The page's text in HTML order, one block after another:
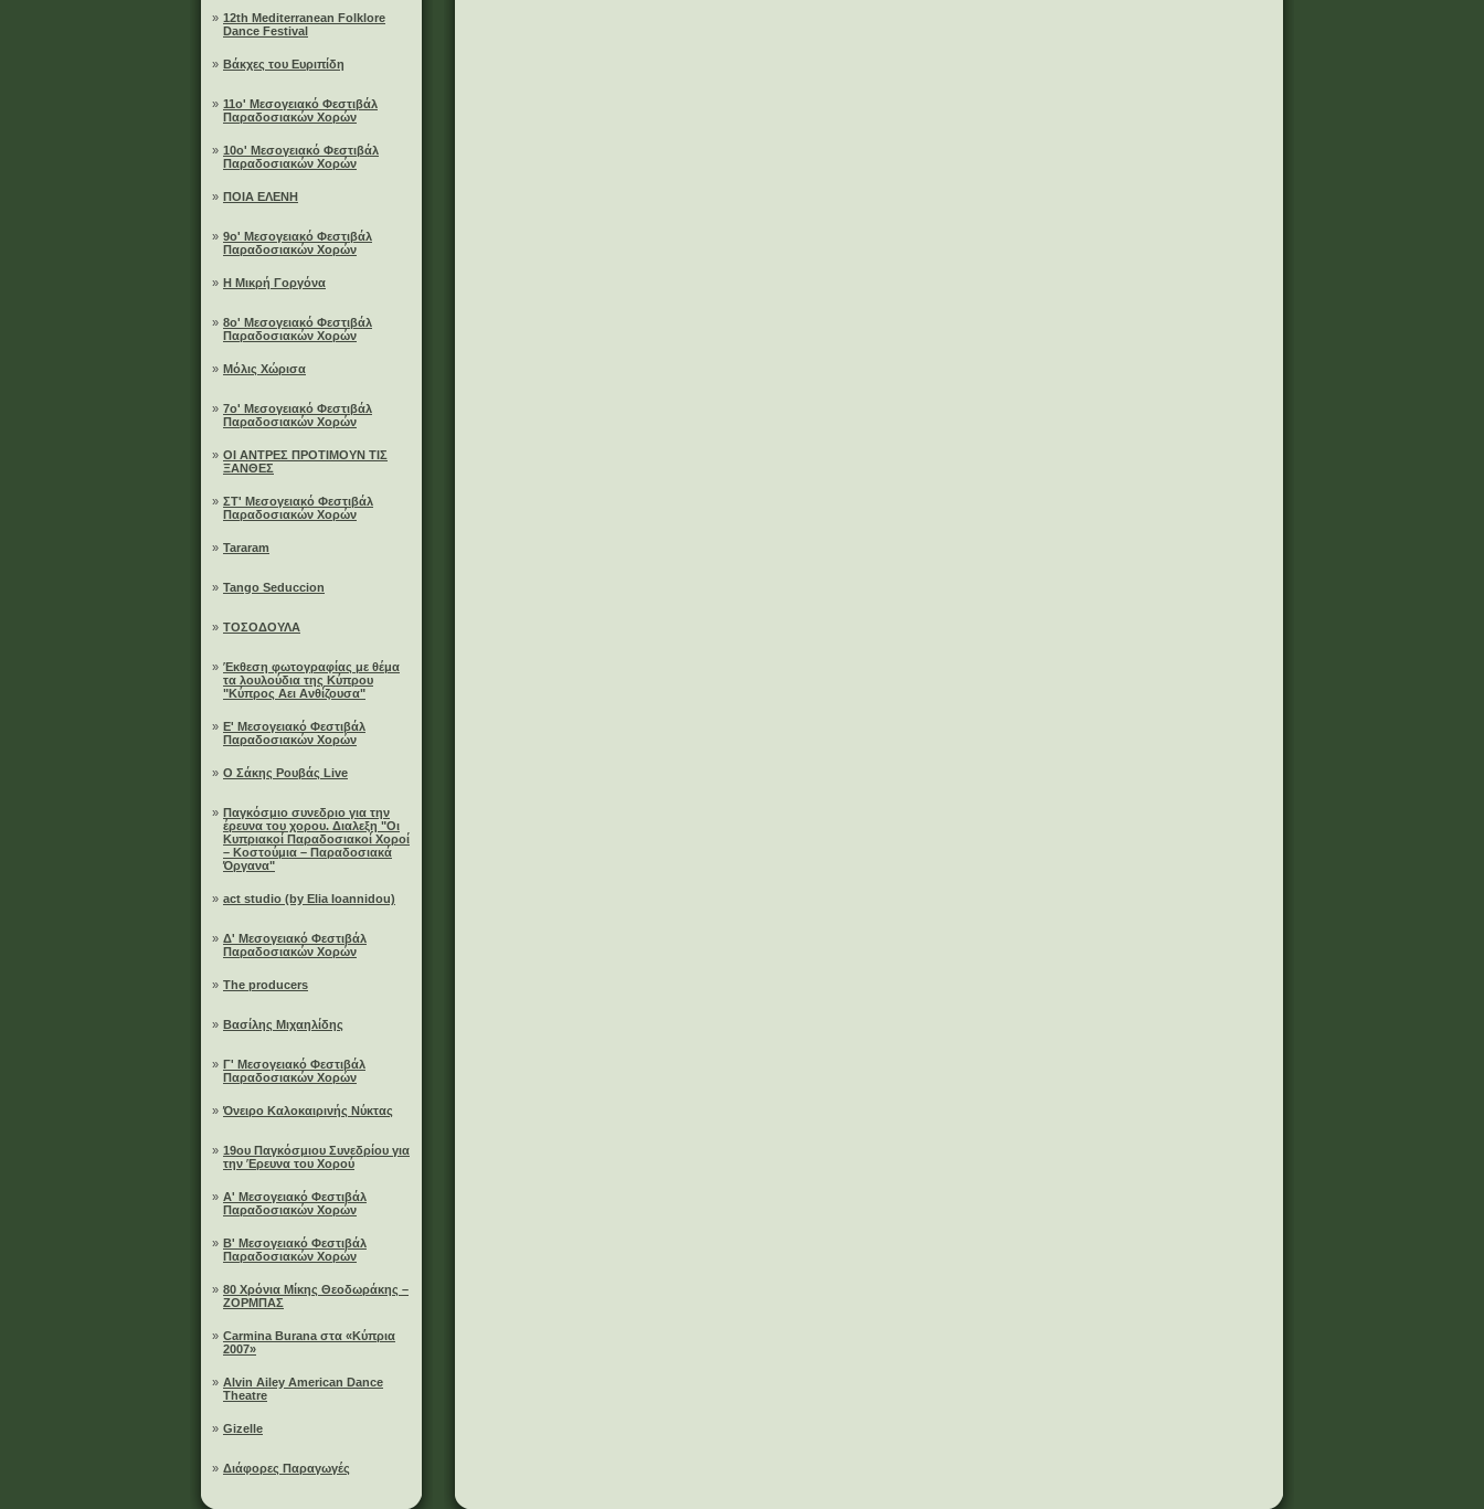
» 12th Mediterranean Folklore
Dance Festival
» Βάκχες του Ευριπίδη
» 11ο' Μεσογειακό Φεστιβάλ
Παραδοσιακών Χορών
» 10ο' Μεσογειακό Φεστιβάλ
Παραδοσιακών Χορών
» ΠΟΙΑ ΕΛΕΝΗ
» 9ο' Μεσογειακό Φεστιβάλ
Παραδοσιακών Χορών
» Η Μικρή Γοργόνα
» 8ο' Μεσογειακό Φεστιβάλ
Παραδοσιακών Χορών
» Μόλις Χώρισα
» 7ο' Μεσογειακό Φεστιβάλ
Παραδοσιακών Χορών
» ΟΙ ΑΝΤΡΕΣ ΠΡΟΤΙΜΟΥΝ ΤΙΣ
ΞΑΝΘΕΣ
» ΣΤ' Μεσογειακό Φεστιβάλ
Παραδοσιακών Χορών
» Tararam
» Tango Seduccion
» ΤΟΣΟΔΟΥΛΑ
» Έκθεση φωτογραφίας με θέμα
τα λουλούδια της Κύπρου
"Κύπρος Αει Ανθίζουσα"
» Ε' Μεσογειακό Φεστιβάλ
Παραδοσιακών Χορών
» Ο Σάκης Ρουβάς Live
» Παγκόσμιο συνεδριο για την
έρευνα του χορου. Διαλεξη "Οι
Κυπριακοί Παραδοσιακοί Χοροί
– Κοστούμια – Παραδοσιακά
Όργανα"
» act studio (by Elia Ioannidou)
» Δ' Μεσογειακό Φεστιβάλ
Παραδοσιακών Χορών
» The producers
» Βασίλης Μιχαηλίδης
» Γ' Μεσογειακό Φεστιβάλ
Παραδοσιακών Χορών
» Όνειρο Καλοκαιρινής Νύκτας
» 19ου Παγκόσμιου Συνεδρίου για
την Έρευνα του Χορού
» A' Μεσογειακό Φεστιβάλ
Παραδοσιακών Χορών
» B' Μεσογειακό Φεστιβάλ
Παραδοσιακών Χορών
» 80 Χρόνια Μίκης Θεοδωράκης –
ΖΟΡΜΠΑΣ
» Carmina Burana στα «Κύπρια
2007»
» Alvin Ailey American Dance
Theatre
» Gizelle
» Διάφορες Παραγωγές